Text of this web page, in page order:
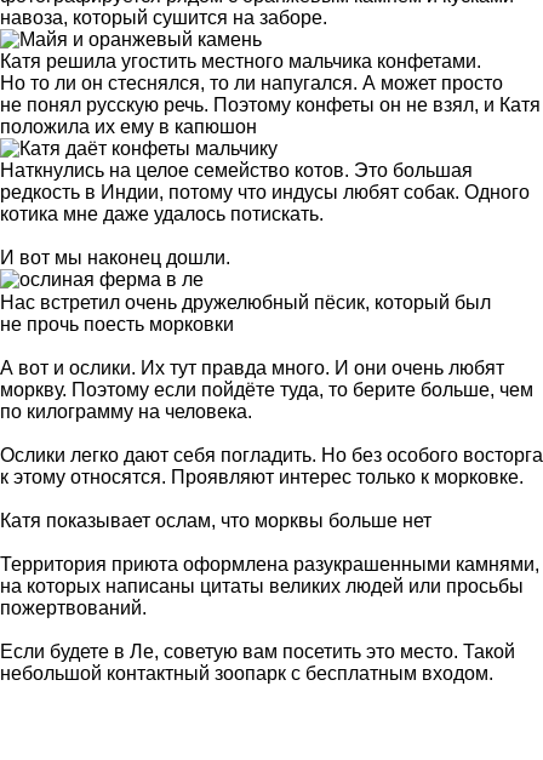
навоза, который сушится на заборе.
Катя решила угостить местного мальчика конфетами.
Но то ли он стеснялся, то ли напугался. А может просто
не понял русскую речь. Поэтому конфеты он не взял, и Катя
положила их ему в капюшон
Наткнулись на целое семейство котов. Это большая
редкость в Индии, потому что индусы любят собак. Одного
котика мне даже удалось потискать.
И вот мы наконец дошли.
Нас встретил очень дружелюбный пёсик, который был
не прочь поесть морковки
А вот и ослики. Их тут правда много. И они очень любят
моркву. Поэтому если пойдёте туда, то берите больше, чем
по килограмму на человека.
Ослики легко дают себя погладить. Но без особого восторга
к этому относятся. Проявляют интерес только к морковке.
Катя показывает ослам, что морквы больше нет
Территория приюта оформлена разукрашенными камнями,
на которых написаны цитаты великих людей или просьбы
пожертвований.
Если будете в Ле, советую вам посетить это место. Такой
небольшой контактный зоопарк с бесплатным входом.